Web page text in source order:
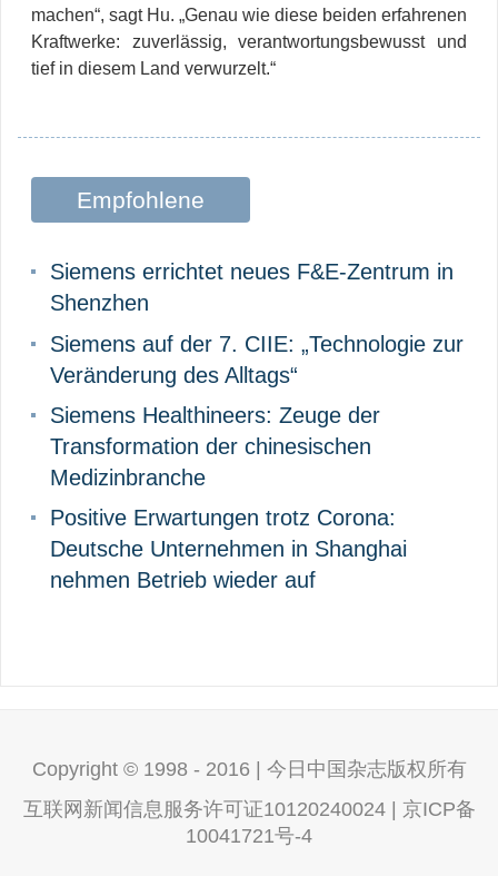
machen“, sagt Hu. „Genau wie diese beiden erfahrenen
Kraftwerke: zuverlässig, verantwortungsbewusst und
tief in diesem Land verwurzelt.“
Empfohlene
Siemens errichtet neues F&E-Zentrum in
Shenzhen
Siemens auf der 7. CIIE: „Technologie zur
Veränderung des Alltags“
Siemens Healthineers: Zeuge der
Transformation der chinesischen
Medizinbranche
Positive Erwartungen trotz Corona:
Deutsche Unternehmen in Shanghai
nehmen Betrieb wieder auf
Copyright © 1998 - 2016 | 今日中国杂志版权所有
互联网新闻信息服务许可证10120240024 | 京ICP备
10041721号-4